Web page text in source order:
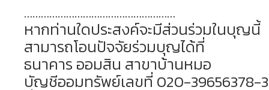
………………………………………………
หากท่านใดประสงค์จะมีส่วนร่วมในบุญนี้
สามารถโอนปัจจัยร่วมบุญได้ที่
ธนาคาร ออมสิน สาขาบ้านหมอ
บัญชีออมทรัพย์เลขที่ 020-39656378-3